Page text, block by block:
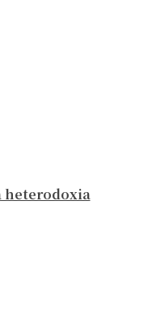
heterodoxia